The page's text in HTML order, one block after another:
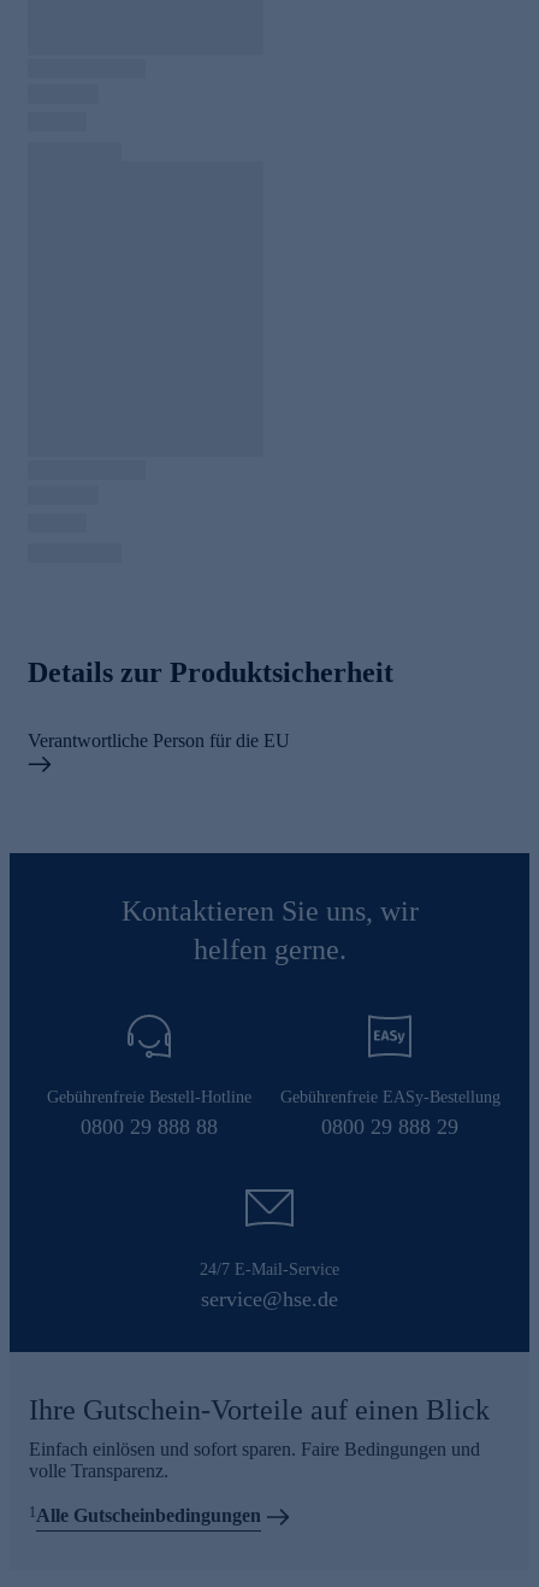
Details zur Produktsicherheit
Verantwortliche Person für die EU
Kontaktieren Sie uns, wir
helfen gerne.
Gebührenfreie Bestell-Hotline
0800 29 888 88
Gebührenfreie EASy-Bestellung
0800 29 888 29
24/7 E-Mail-Service
service@hse.de
Ihre Gutschein-Vorteile auf einen Blick
Einfach einlösen und sofort sparen. Faire Bedingungen und
volle Transparenz.
1 Alle Gutscheinbedingungen